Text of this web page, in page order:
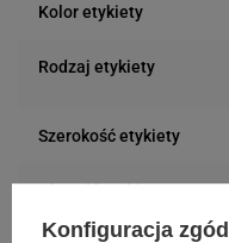
Kolor etykiety
Rodzaj etykiety
Szerokość etykiety
Długość etykiety
Konfiguracja zgód